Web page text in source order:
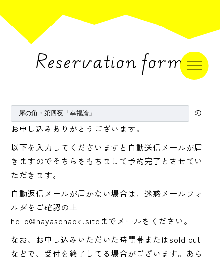
Reservation form
の
お申し込みありがとうございます。
以下を入力してくださいますと自動送信メールが届
きますのでそちらをもちまして予約完了とさせてい
ただきます。
自動返信メールが届かない場合は、迷惑メールフォ
ルダをご確認の上
hello@hayasenaoki.siteまでメールをください。
なお、お申し込みいただいた時間帯またはsold out
などで、受付を終了してる場合がございます。あら